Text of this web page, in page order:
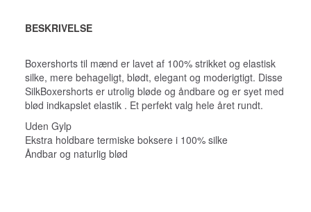
BESKRIVELSE
Boxershorts til mænd er lavet af 100% strikket og elastisk
silke, mere behageligt, blødt, elegant og moderigtigt. Disse
SilkBoxershorts er utrolig bløde og åndbare og er syet med
blød indkapslet elastik . Et perfekt valg hele året rundt.
Uden Gylp
Ekstra holdbare termiske boksere i 100% silke
Åndbar og naturlig blød